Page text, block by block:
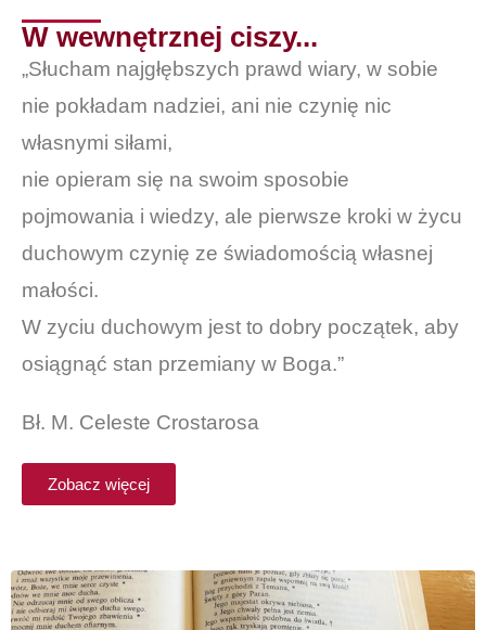
W wewnętrznej ciszy...
„Słucham najgłębszych prawd wiary, w sobie
nie pokładam nadziei, ani nie czynię nic
własnymi siłami,
nie opieram się na swoim sposobie
pojmowania i wiedzy, ale pierwsze kroki w życu
duchowym czynię ze świadomością własnej
małości.
W zyciu duchowym jest to dobry początek, aby
osiągnąć stan przemiany w Boga.”
Bł. M. Celeste Crostarosa
Zobacz więcej